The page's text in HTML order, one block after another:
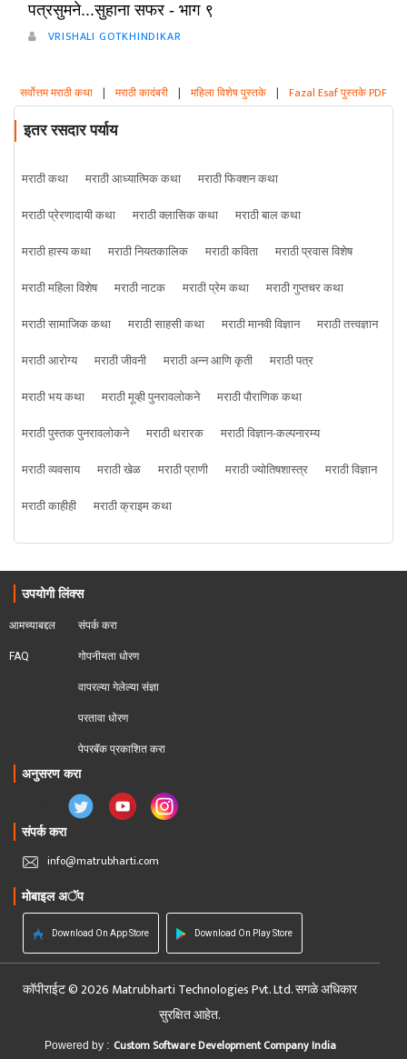
पत्रसुमने...सुहाना सफर - भाग ९
VRISHALI GOTKHINDIKAR
सर्वोत्तम मराठी कथा | मराठी कादंबरी | महिला विशेष पुस्तके | Fazal Esaf पुस्तके PDF
इतर रसदार पर्याय
मराठी कथा मराठी आध्यात्मिक कथा
मराठी फिक्शन कथा
मराठी प्रेरणादायी कथा
मराठी क्लासिक कथा
मराठी बाल कथा
मराठी हास्य कथा
मराठी नियतकालिक मराठी कविता
मराठी प्रवास विशेष
मराठी महिला विशेष
मराठी नाटक मराठी प्रेम कथा
मराठी गुप्तचर कथा
मराठी सामाजिक कथा
मराठी साहसी कथा मराठी मानवी विज्ञान
मराठी तत्त्वज्ञान
मराठी आरोग्य
मराठी जीवनी मराठी अन्न आणि कृती
मराठी पत्र
मराठी भय कथा
मराठी मूव्ही पुनरावलोकने
मराठी पौराणिक कथा
मराठी पुस्तक पुनरावलोकने
मराठी थरारक
मराठी विज्ञान-कल्पनारम्य
मराठी व्यवसाय
मराठी खेळ मराठी प्राणी मराठी ज्योतिषशास्त्र
मराठी विज्ञान
मराठी काहीही
मराठी क्राइम कथा
उपयोगी लिंक्स
आमच्याबद्दल
FAQ
संपर्क करा
गोपनीयता धोरण
वापरल्या गेलेल्या संज्ञा
परतावा धोरण
पेपरबॅक प्रकाशित करा
अनुसरण करा
संपर्क करा
info@matrubharti.com
मोबाइल अॅप
Download On App Store Download On Play Store
कॉपीराईट © 2026 Matrubharti Technologies Pvt. Ltd. सगळे अधिकार
सुरक्षित आहेत.
Powered by : Custom Software Development Company India